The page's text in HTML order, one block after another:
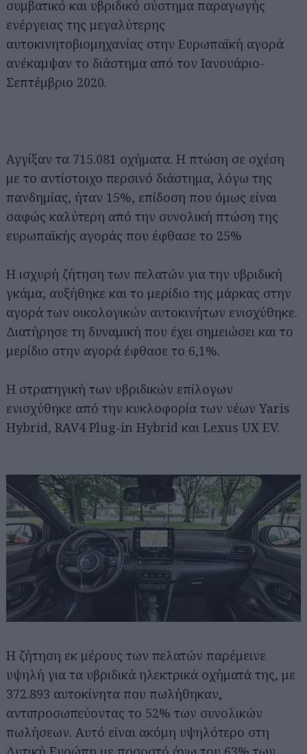
συμβατικό και υβριδικό σύστημα παραγωγής
ενέργειας της μεγαλύτερης
αυτοκινητοβιομηχανίας στην Ευρωπαϊκή αγορά
ανέκαμψαν το διάστημα από τον Ιανουάριο-
Σεπτέμβριο 2020.
Αγγίξαν τα 715.081 οχήματα. Η πτώση σε σχέση
με το αντίστοιχο περσινό διάστημα, λόγω της
πανδημίας, ήταν 15%, επίδοση που όμως είναι
σαφώς καλύτερη από την συνολική πτώση της
ευρωπαϊκής αγοράς που έφθασε το 25%
Η ισχυρή ζήτηση των πελατών για την υβριδική
γκάμα, αυξήθηκε και το μερίδιο της μάρκας στην
αγορά των οικολογικών αυτοκινήτων ενισχύθηκε.
Διατήρησε τη δυναμική που έχει σημειώσει και το
μερίδιο στην αγορά έφθασε το 6,1%.
Η στρατηγική των υβριδικών επίλογων
ενισχύθηκε από την κυκλοφορία των νέων Yaris
Hybrid, RAV4 Plug-in Hybrid και Lexus UX EV.
Η ζήτηση εκ μέρους των πελατών παρέμεινε
υψηλή για τα υβριδικά ηλεκτρικά οχήματά της, με
372.893 αυτοκίνητα που πωλήθηκαν,
αντιπροσωπεύοντας το 52% των συνολικών
πωλήσεων. Αυτό είναι ακόμη υψηλότερο στη